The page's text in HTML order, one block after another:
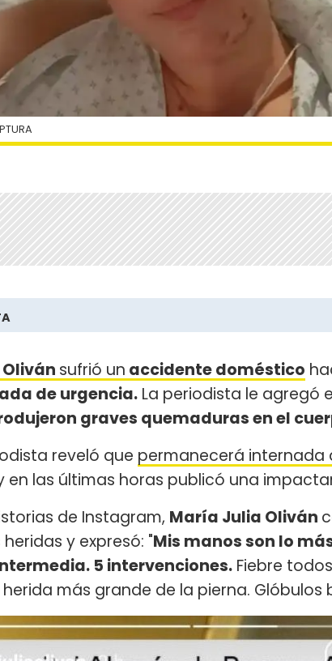
sufrió un accidente doméstico
de urgencia. La periodista le agregó
graves quemaduras en el
reveló que permanecerá internada
en las últimas horas publicó una
de Instagram, María Julia Oliván
y expresó: "Mis manos son lo
5 intervenciones. Fiebre
más grande de la pierna. Glóbulos